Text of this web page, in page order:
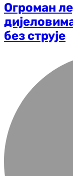
Огроман
без струје